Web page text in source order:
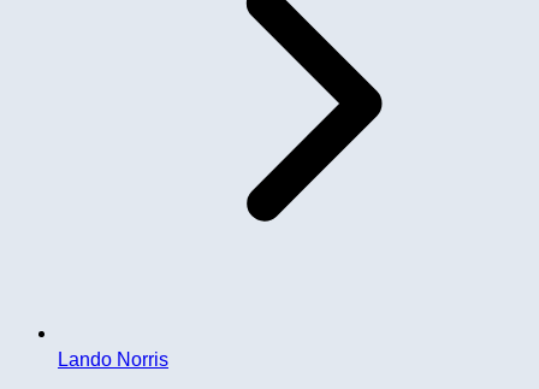
Lando Norris